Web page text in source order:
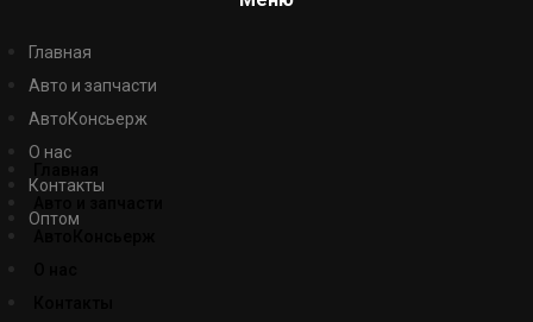
Главная
Авто и запчасти
АвтоКонсьерж
О нас
Контакты
Оптом